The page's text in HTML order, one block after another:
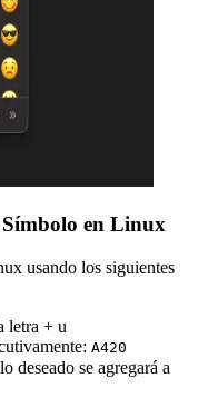
en Linux
usando los siguientes
letra + u
A420
deseado se agregará a